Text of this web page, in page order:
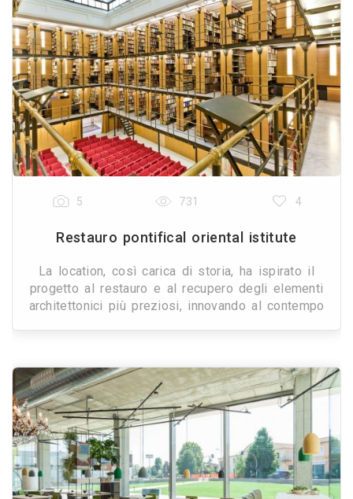
5 731 4
Restauro pontifical oriental istitute
La location, così carica di storia, ha ispirato il
progetto al restauro e al recupero degli elementi
architettonici più preziosi, innovando al contempo